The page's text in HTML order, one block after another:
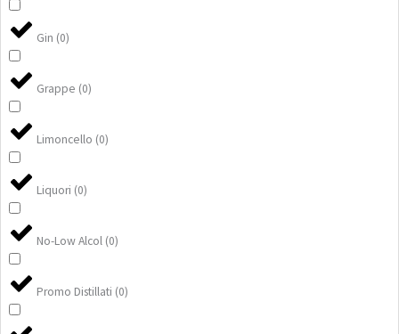
Gin (0)
Grappe (0)
Limoncello (0)
Liquori (0)
No-Low Alcol (0)
Promo Distillati (0)